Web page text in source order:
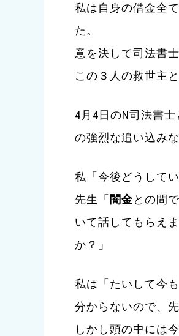
私は自身の借金全
た。
意を決して司法書
この３人の救世主
4月4日のN司法書
の強烈な追い込み
私「今後どうして
先生「闇金との間
いて話してもらえ
か？」
私は「たいして今
分からないので、
しかし頭の中には